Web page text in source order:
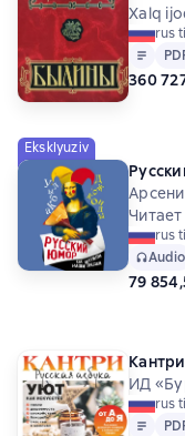
Xalq
rus
Matn
360
Eksklyuziv
rus
Audio
79
ИД
rus
Matn